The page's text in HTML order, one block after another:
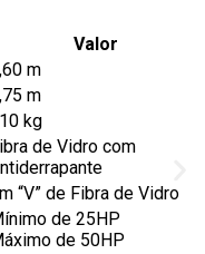
Valor
m
m
kg
de Vidro com
“V” de Fibra de Vidro
de 25HP
de 50HP